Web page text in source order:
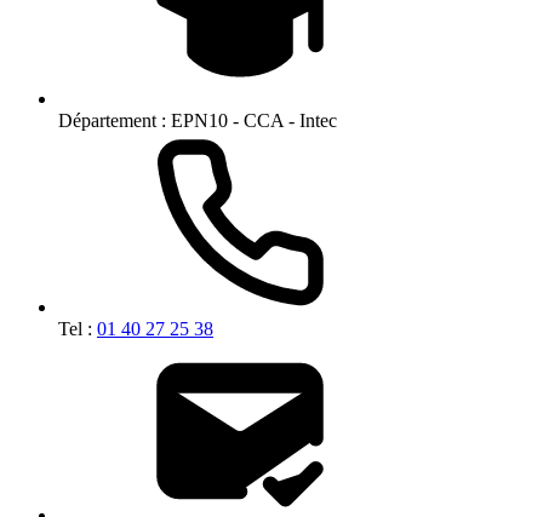
Département : EPN10 - CCA - Intec
Tel : 01 40 27 25 38